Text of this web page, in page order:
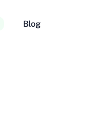
Blog